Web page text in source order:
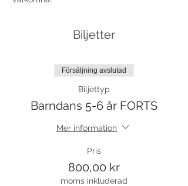
Biljetter
Försäljning avslutad
Biljettyp
Barndans 5-6 år FORTS
Mer information
Pris
800,00 kr
moms inkluderad